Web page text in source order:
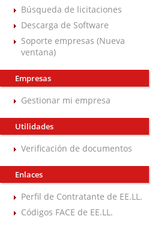
Búsqueda de licitaciones
Descarga de Software
Soporte empresas (Nueva
ventana)
Empresas
Gestionar mi empresa
Utilidades
Verificación de documentos
Enlaces
Perfil de Contratante de EE.LL.
Códigos FACE de EE.LL.